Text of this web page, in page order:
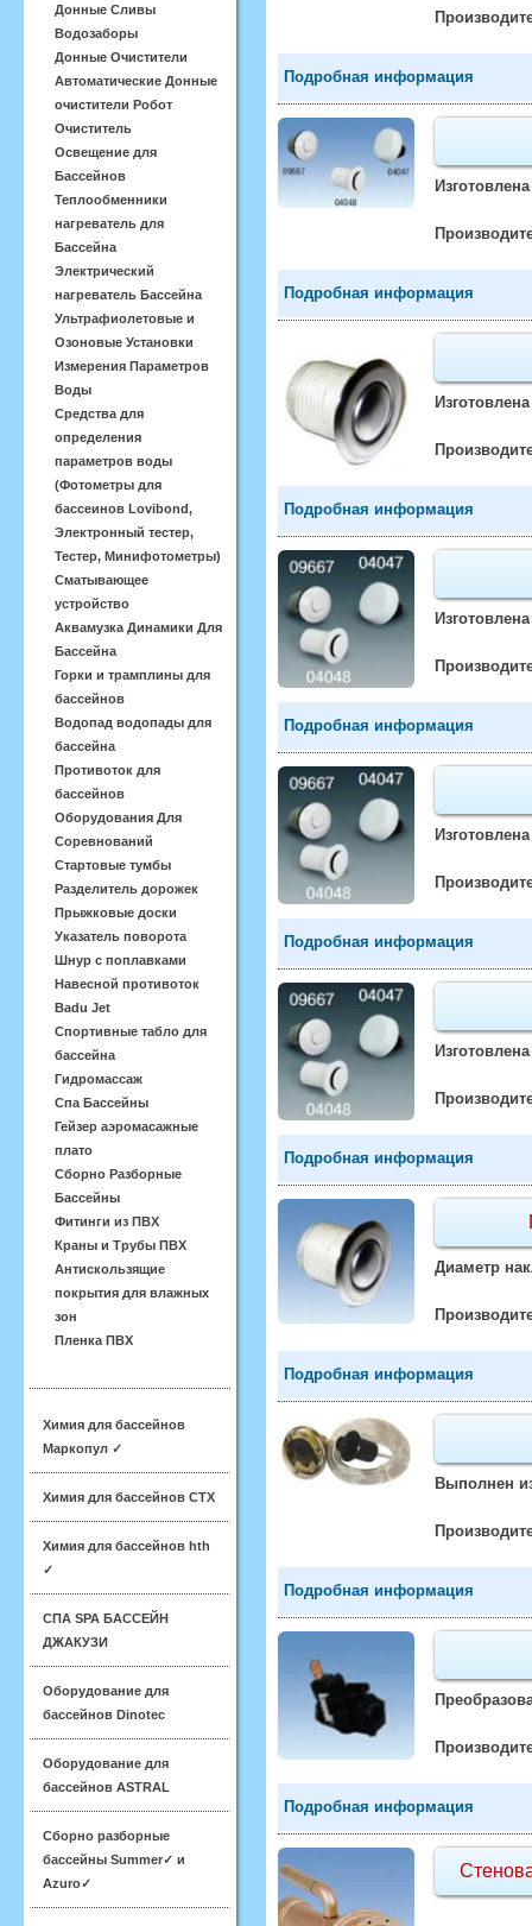
Донные Сливы
Водозаборы
Донные Очистители
Автоматические Донные
очистители Робот
Очиститель
Освещение для
Бассейнов
Теплообменники
нагреватель для
Бассейна
Электрический
нагреватель Бассейна
Ультрафиолетовые и
Озоновые Установки
Измерения Параметров
Воды
Средства для
определения
параметров воды
(Фотометры для
бассеинов Lovibond,
Электронный тестер,
Тестер, Минифотометры)
Сматывающее
устройство
Аквамузка Динамики Для
Бассейна
Горки и трамплины для
бассейнов
Водопад водопады для
бассейна
Противоток для
бассейнов
Оборудования Для
Соревнований
Стартовые тумбы
Разделитель дорожек
Прыжковые доски
Указатель поворота
Шнур с поплавками
Навесной противоток
Badu Jet
Спортивные табло для
бассейна
Гидромассаж
Спа Бассейны
Гейзер аэромасажные
плато
Сборно Разборные
Бассейны
Фитинги из ПВХ
Краны и Трубы ПВХ
Антискользящие
покрытия для влажных
зон
Пленка ПВХ
Химия для бассейнов
Маркопул ✓
Химия для бассейнов CTX
Химия для бассейнов hth
✓
СПА SPA БАССЕЙН
ДЖАКУЗИ
Оборудование для
бассейнов Dinotec
Оборудование для
бассейнов ASTRAL
Сборно разборные
бассейны Summer✓ и
Azuro✓
Подробная информация
Подробная информация
Подробная информация
Подробная информация
Подробная информация
Подробная информация
Диаметр
Подробная информация
Выполнен
Подробная информация
Подробная информация